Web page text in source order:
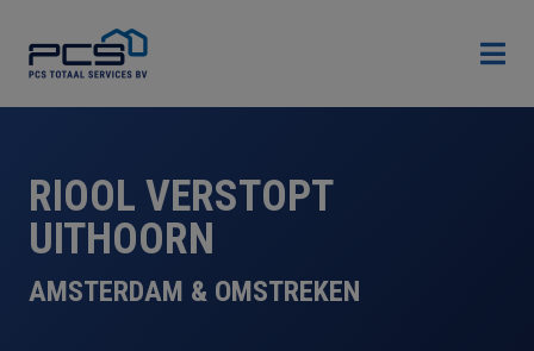

RIOOL VERSTOPT
UITHOORN
AMSTERDAM & OMSTREKEN